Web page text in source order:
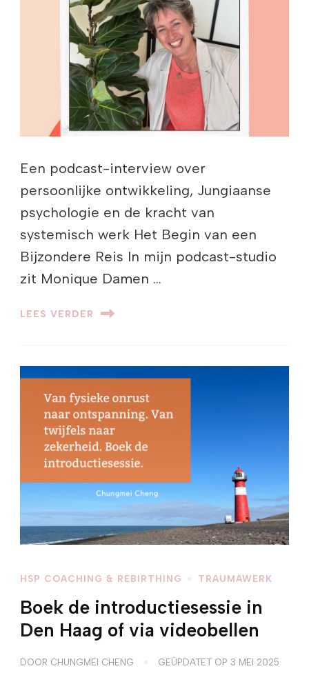
Een podcast-interview over
persoonlijke ontwikkeling, Jungiaanse
psychologie en de kracht van
systemisch werk Het Begin van een
Bijzondere Reis In mijn podcast-studio
zit Monique Damen …
LEES VERDER
HSP COACHING & REBIRTHING TRAUMAWERK
Boek de introductiesessie in
Den Haag of via videobellen
DOOR CHUNGMEI CHENG GEÜPDATET OP 3 MEI 2025